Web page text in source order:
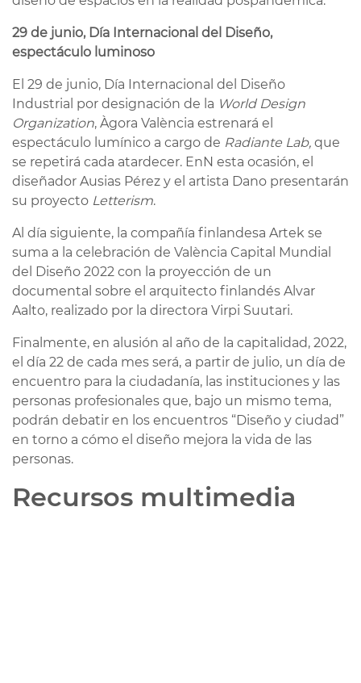
29 de junio, Día Internacional del Diseño,
espectáculo luminoso
El 29 de junio, Día Internacional del Diseño
Industrial por designación de la World Design
Organization, Àgora València estrenará el
espectáculo lumínico a cargo de Radiante Lab, que
se repetirá cada atardecer. EnN esta ocasión, el
diseñador Ausias Pérez y el artista Dano presentarán
su proyecto Letterism.
Al día siguiente, la compañía finlandesa Artek se
suma a la celebración de València Capital Mundial
del Diseño 2022 con la proyección de un
documental sobre el arquitecto finlandés Alvar
Aalto, realizado por la directora Virpi Suutari.
Finalmente, en alusión al año de la capitalidad, 2022,
el día 22 de cada mes será, a partir de julio, un día de
encuentro para la ciudadanía, las instituciones y las
personas profesionales que, bajo un mismo tema,
podrán debatir en los encuentros “Diseño y ciudad”
en torno a cómo el diseño mejora la vida de las
personas.
Recursos multimedia